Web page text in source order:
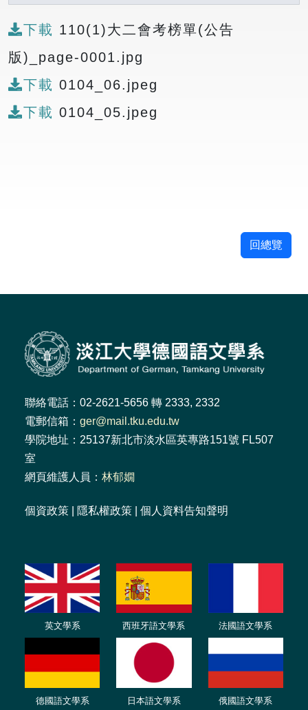
下載 110(1)大二會考榜單(公告
版)_page-0001.jpg
下載 0104_06.jpeg
下載 0104_05.jpeg
回總覽
聯絡電話：02-2621-5656 轉 2333, 2332
電郵信箱： ger@mail.tku.edu.tw
學院地址：25137新北市淡水區英專路151號 FL507
室
網頁維護人員： 林郁嫺
個資政策 隱私權政策 個人資料告知聲明
英文學系 西班牙語文學系 法國語文學系
德國語文學系 日本語文學系 俄國語文學系